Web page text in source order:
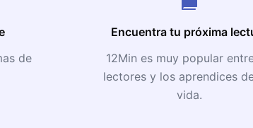
de
Encuentra tu próxima
12Min es muy popular
lectores y los aprendices
vida.